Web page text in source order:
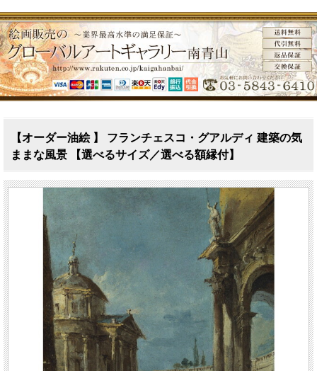
【オーダー油絵 】 フランチェスコ・グアルディ 建築の気
ままな風景 【選べるサイズ／選べる額縁付】